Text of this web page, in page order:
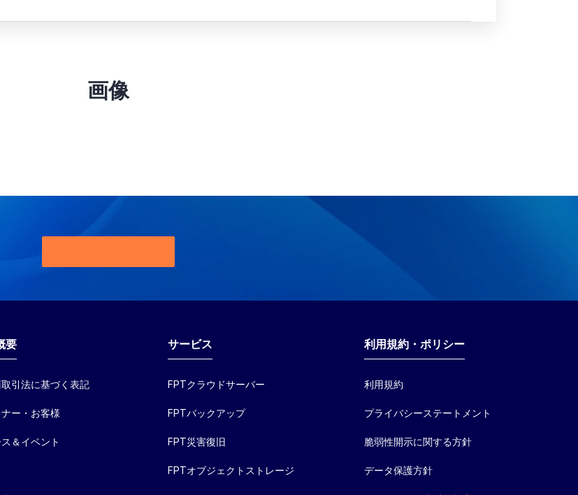
画像
要
引法に基づく表記
ー・お客様
＆イベント
サービス
FPTクラウドサーバー
FPTバックアップ
FPT災害復旧
FPTオブジェクトストレージ
利用規約・ポリシー
利用規約
プライバシーステートメント
脆弱性開示に関する方針
データ保護方針